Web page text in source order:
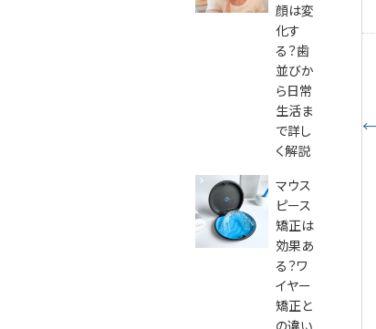
←
顔は変
化す
る？歯
並びか
ら日常
生活ま
で詳し
く解説
マウス
ピース
矯正は
効果あ
る？ワ
イヤー
矯正と
の違い